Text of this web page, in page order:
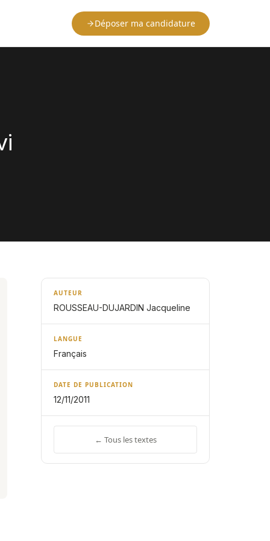
Déposer ma candidature
AUTEUR
ROUSSEAU-DUJARDIN Jacqueline
LANGUE
Français
DATE DE PUBLICATION
12/11/2011
← Tous les textes